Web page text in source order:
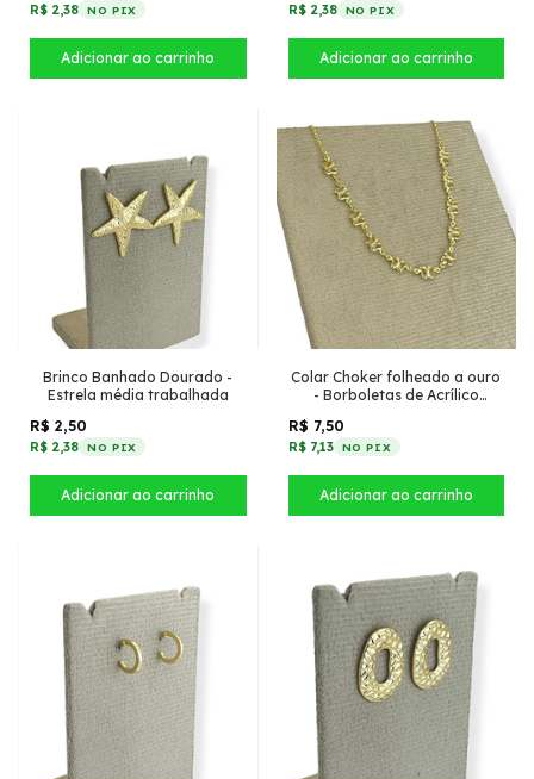
R$ 2,38 NO PIX R$ 2,38 NO PIX
Brinco Banhado Dourado -
Estrela média trabalhada
R$ 2,50
R$ 2,38 NO PIX
Colar Choker folheado a ouro
- Borboletas de Acrílico
R$ 7,50
R$ 7,13 NO PIX